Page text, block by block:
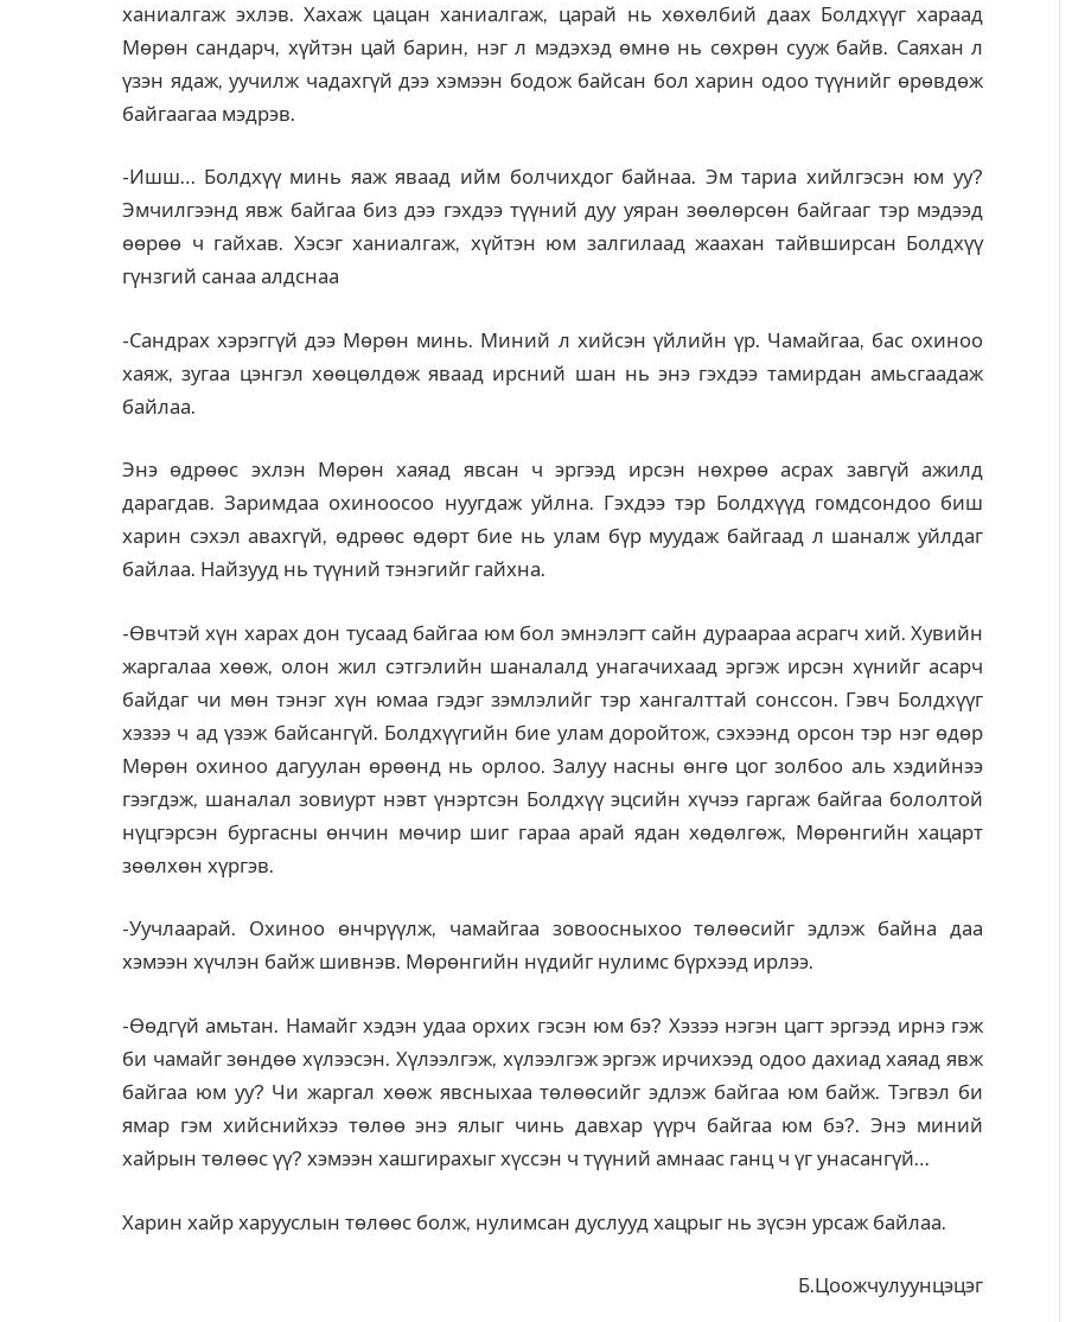
ханиалгаж эхлэв. Хахаж цацан ханиалгаж, царай нь хөхөлбий даах Болдхүүг хараад
Мөрөн сандарч, хүйтэн цай барин, нэг л мэдэхэд өмнө нь сөхрөн сууж байв. Саяхан л
үзэн ядаж, уучилж чадахгүй дээ хэмээн бодож байсан бол харин одоо түүнийг өрөвдөж
байгаагаа мэдрэв.
-Ишш… Болдхүү минь яаж яваад ийм болчихдог байнаа. Эм тариа хийлгэсэн юм уу?
Эмчилгээнд явж байгаа биз дээ гэхдээ түүний дуу уяран зөөлөрсөн байгааг тэр мэдээд
өөрөө ч гайхав. Хэсэг ханиалгаж, хүйтэн юм залгилаад жаахан тайвширсан Болдхүү
гүнзгий санаа алдснаа
-Сандрах хэрэггүй дээ Мөрөн минь. Миний л хийсэн үйлийн үр. Чамайгаа, бас охиноо
хаяж, зугаа цэнгэл хөөцөлдөж яваад ирсний шан нь энэ гэхдээ тамирдан амьсгаадаж
байлаа.
Энэ өдрөөс эхлэн Мөрөн хаяад явсан ч эргээд ирсэн нөхрөө асрах завгүй ажилд
дарагдав. Заримдаа охиноосоо нуугдаж уйлна. Гэхдээ тэр Болдхүүд гомдсондоо биш
харин сэхэл авахгүй, өдрөөс өдөрт бие нь улам бүр муудаж байгаад л шаналж уйлдаг
байлаа. Найзууд нь түүний тэнэгийг гайхна.
-Өвчтэй хүн харах дон тусаад байгаа юм бол эмнэлэгт сайн дураараа асрагч хий. Хувийн
жаргалаа хөөж, олон жил сэтгэлийн шаналалд унагачихаад эргэж ирсэн хүнийг асарч
байдаг чи мөн тэнэг хүн юмаа гэдэг зэмлэлийг тэр хангалттай сонссон. Гэвч Болдхүүг
хэзээ ч ад үзэж байсангүй. Болдхүүгийн бие улам доройтож, сэхээнд орсон тэр нэг өдөр
Мөрөн охиноо дагуулан өрөөнд нь орлоо. Залуу насны өнгө цог золбоо аль хэдийнээ
гээгдэж, шаналал зовиурт нэвт үнэртсэн Болдхүү эцсийн хүчээ гаргаж байгаа бололтой
нүцгэрсэн бургасны өнчин мөчир шиг гараа арай ядан хөдөлгөж, Мөрөнгийн хацарт
зөөлхөн хүргэв.
-Уучлаарай. Охиноо өнчрүүлж, чамайгаа зовоосныхоо төлөөсийг эдлэж байна даа
хэмээн хүчлэн байж шивнэв. Мөрөнгийн нүдийг нулимс бүрхээд ирлээ.
-Өөдгүй амьтан. Намайг хэдэн удаа орхих гэсэн юм бэ? Хэзээ нэгэн цагт эргээд ирнэ гэж
би чамайг зөндөө хүлээсэн. Хүлээлгэж, хүлээлгэж эргэж ирчихээд одоо дахиад хаяад явж
байгаа юм уу? Чи жаргал хөөж явсныхаа төлөөсийг эдлэж байгаа юм байж. Тэгвэл би
ямар гэм хийснийхээ төлөө энэ ялыг чинь давхар үүрч байгаа юм бэ?. Энэ миний
хайрын төлөөс үү? хэмээн хашгирахыг хүссэн ч түүний амнаас ганц ч үг унасангүй…
Харин хайр харууслын төлөөс болж, нулимсан дуслууд хацрыг нь зүсэн урсаж байлаа.
Б.Цоожчулуунцэцэг